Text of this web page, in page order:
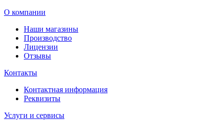
О компании
Наши магазины
Производство
Лицензии
Отзывы
Контакты
Контактная информация
Реквизиты
Услуги и сервисы